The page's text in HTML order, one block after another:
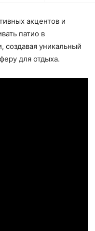
акцентов и
патио в
создавая уникальный
для отдыха.